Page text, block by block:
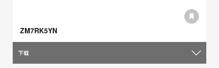
ZM7RK5YN
下载